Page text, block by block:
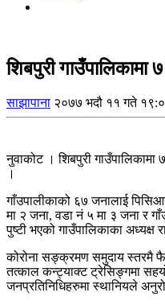
शिबपुरी
साझापाना २०७७ भदौ ११ गते
नुवाकोट । शिबपुरी
।
गाँउपालीकाको ६७ जनालाई
मा २ जना, वडा नं ५ मा ३ जना र
पुष्टी भएको गाउँपालिकाका अध्यक्ष
कोरोना सङ्क्रमण समुदाय स्तरमै
तत्काल कन्ट्याक्ट ट्रेसिङ्गमा
जनप्रतिनिधिहरुमा स्थानियले